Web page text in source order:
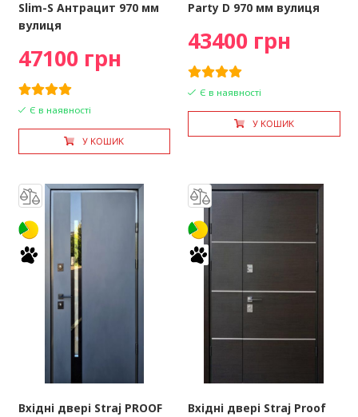
Slim-S Антрацит 970 мм
вулиця
47100 грн
Є в наявності
У КОШИК
Party D 970 мм вулиця
43400 грн
Є в наявності
У КОШИК
Вхідні двері Straj PROOF
Вхідні двері Straj Proof